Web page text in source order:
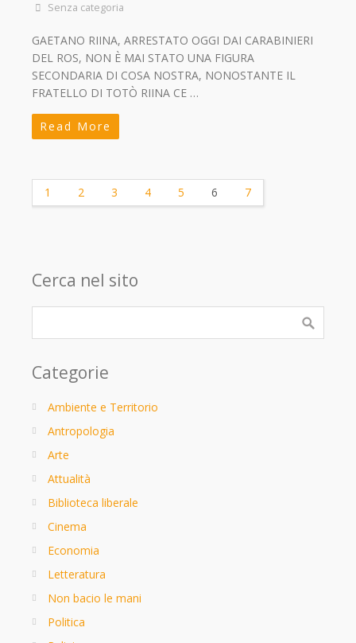
Senza categoria
GAETANO RIINA, ARRESTATO OGGI DAI CARABINIERI
DEL ROS, NON È MAI STATO UNA FIGURA
SECONDARIA DI COSA NOSTRA, NONOSTANTE IL
FRATELLO DI TOTÒ RIINA CE …
Read More
1 2 3 4 5 6 7
Cerca nel sito
Categorie
Ambiente e Territorio
Antropologia
Arte
Attualità
Biblioteca liberale
Cinema
Economia
Letteratura
Non bacio le mani
Politica